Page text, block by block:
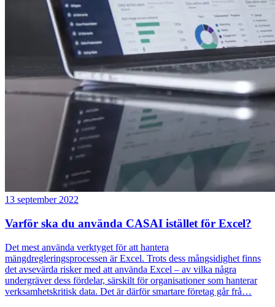
13 september 2022
Varför ska du använda CASAI istället för Excel?
Det mest använda verktyget för att hantera
mängdregleringsprocessen är Excel. Trots dess mångsidighet finns
det avsevärda risker med att använda Excel – av vilka några
undergräver dess fördelar, särskilt för organisationer som hanterar
verksamhetskritisk data. Det är därför smartare företag går frå…